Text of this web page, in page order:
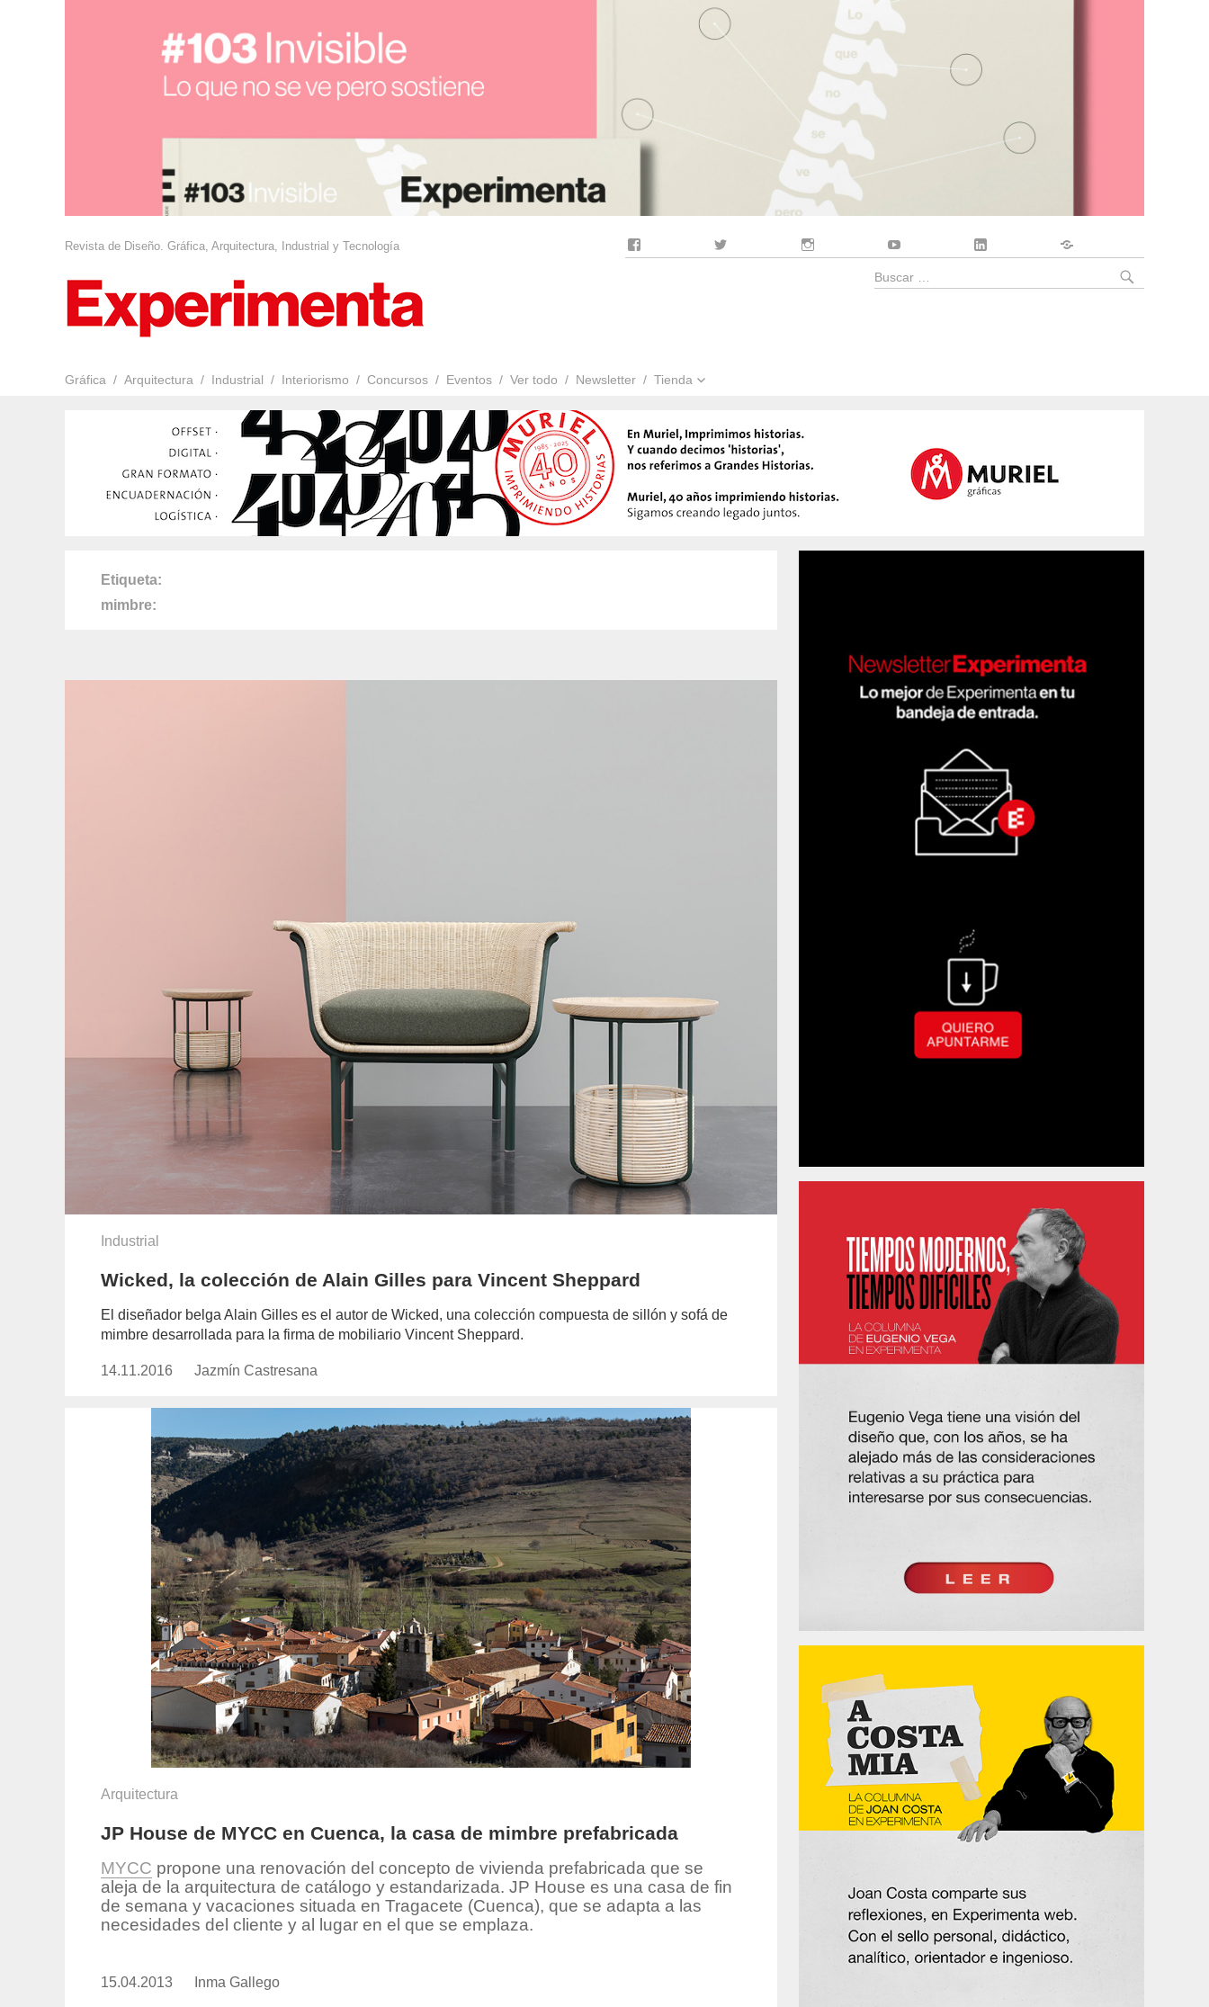
Revista de Diseño. Gráfica, Arquitectura, Industrial y Tecnología
Gráfica Arquitectura Industrial Interiorismo Concursos Eventos Ver todo Newsletter Tienda
Buscar
Etiqueta
mimbre
Industrial
Wicked, la colección de Alain Gilles para Vincent Sheppard
El diseñador belga Alain Gilles es el autor de Wicked, una colección compuesta de sillón y sofá de
mimbre desarrollada para la firma de mobiliario Vincent Sheppard.
Publicado
14.11.2016
https://www.experimenta.es/author/jazmin-
Jazmín Castresana
Arquitectura
JP House de MYCC en Cuenca, la casa de mimbre prefabricada
MYCC propone una renovación del concepto de vivienda prefabricada que se
aleja de la arquitectura de catálogo y estandarizada. JP House es una casa de fin
de semana y vacaciones situada en Tragacete (Cuenca), que se adapta a las
necesidades del cliente y al lugar en el que se emplaza.
Publicado
15.04.2013 https://www.experimenta.es/author/Inma%20Gallego/
Inma Gallego